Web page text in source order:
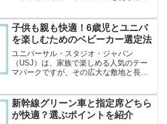
全席に電源が完備されているわけではあ
りませんので、電源コンセ...
子供も親も快適！6歳児とユニバ
を楽しむためのベビーカー選定法
ユニバーサル・スタジオ・ジャパン
（USJ）は、家族で楽しめる人気のテー
マパークですが、その広大な敷地と長時
す。特に6歳児は、自分で歩けるものの、
一日中歩き続けると疲れて...
新幹線グリーン車と指定席どちら
が快適？選ぶポイントを紹介